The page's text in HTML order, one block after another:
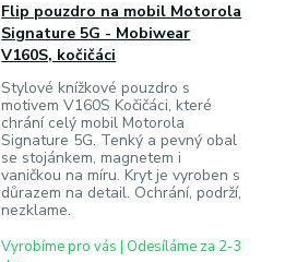
Flip pouzdro na mobil Motorola
Signature 5G - Mobiwear
V160S, kočičáci
Stylové knížkové pouzdro s
motivem V160S Kočičáci, které
chrání celý mobil Motorola
Signature 5G. Tenký a pevný obal
se stojánkem, magnetem i
vaničkou na míru. Kryt je vyroben s
důrazem na detail. Ochrání, podrží,
nezklame.
Vyrobíme pro vás | Odesíláme za 2-3